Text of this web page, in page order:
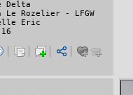
Delta
Le Rozelier - LFGW
Eric